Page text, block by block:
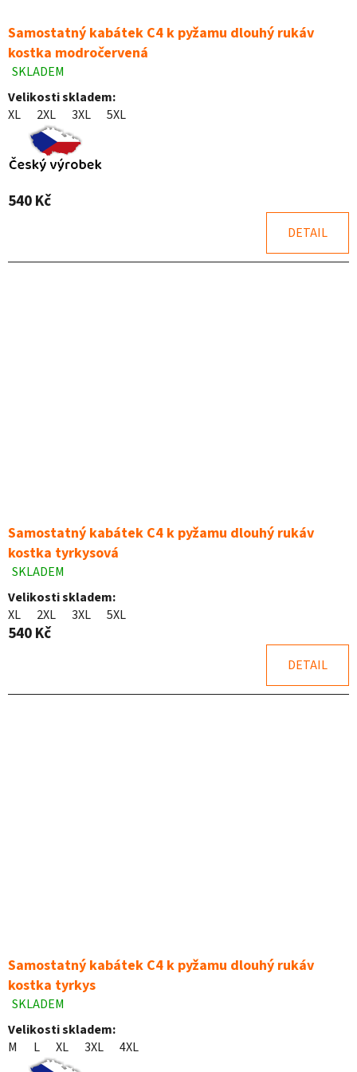
Samostatný kabátek C4 k pyžamu dlouhý rukáv
kostka modročervená
Průměrné
hodnocení
produktu
z
hvězdiček.
SKLADEM
Velikosti skladem:
XL
2XL 3XL 5XL
540 Kč
DETAIL
Samostatný kabátek C4 k pyžamu dlouhý rukáv
kostka tyrkysová
Průměrné
hodnocení
produktu
je
5,0
hvězdiček.
SKLADEM
Velikosti skladem:
XL
2XL 3XL 5XL
540 Kč
DETAIL
Samostatný kabátek C4 k pyžamu dlouhý rukáv
kostka tyrkys
Průměrné
hodnocení
produktu
SKLADEM
Velikosti skladem:
M
L XL 3XL 4XL